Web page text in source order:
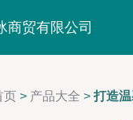
商贸有限公司
页 > 产品大全 > 打造